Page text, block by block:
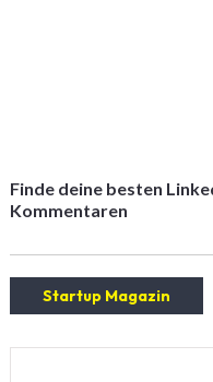
Finde deine besten
Kommentaren
Startup Magazin